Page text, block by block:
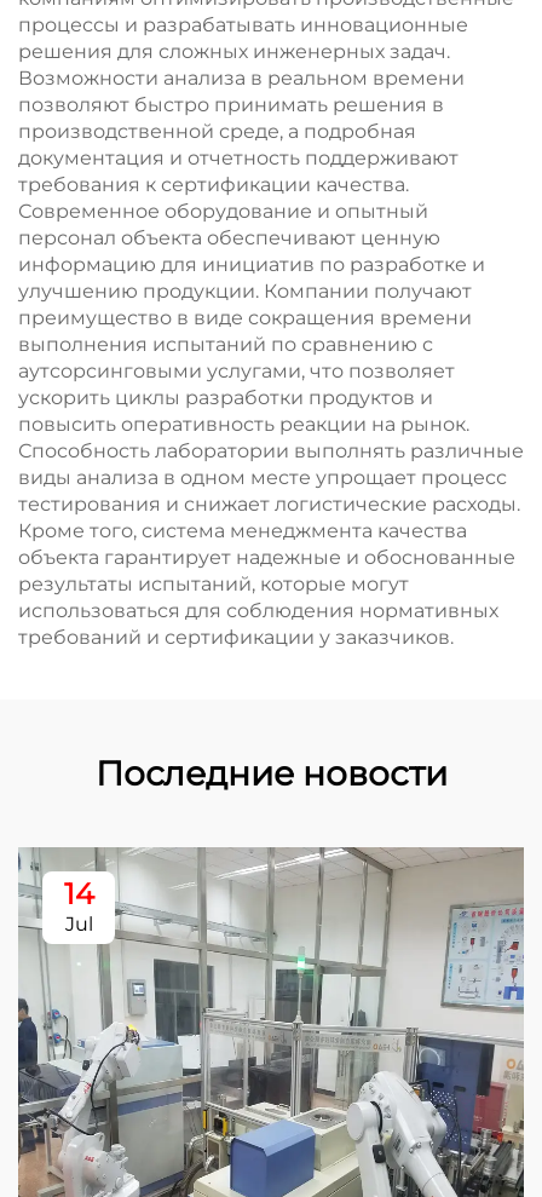
процессы и разрабатывать инновационные
решения для сложных инженерных задач.
Возможности анализа в реальном времени
позволяют быстро принимать решения в
производственной среде, а подробная
документация и отчетность поддерживают
требования к сертификации качества.
Современное оборудование и опытный
персонал объекта обеспечивают ценную
информацию для инициатив по разработке и
улучшению продукции. Компании получают
преимущество в виде сокращения времени
выполнения испытаний по сравнению с
аутсорсинговыми услугами, что позволяет
ускорить циклы разработки продуктов и
повысить оперативность реакции на рынок.
Способность лаборатории выполнять различные
виды анализа в одном месте упрощает процесс
тестирования и снижает логистические расходы.
Кроме того, система менеджмента качества
объекта гарантирует надежные и обоснованные
результаты испытаний, которые могут
использоваться для соблюдения нормативных
требований и сертификации у заказчиков.
Последние новости
14
Jul